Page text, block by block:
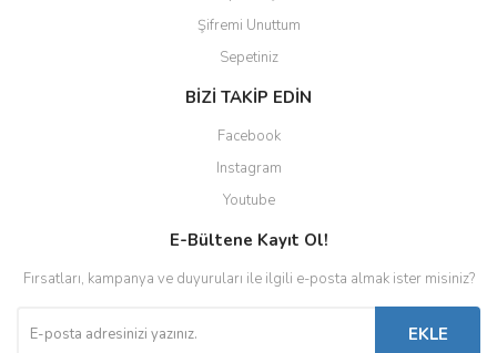
Şifremi Unuttum
Sepetiniz
BİZİ TAKİP EDİN
Facebook
Instagram
Youtube
E-Bültene Kayıt Ol!
Fırsatları, kampanya ve duyuruları ile ilgili e-posta almak ister misiniz?
EKLE